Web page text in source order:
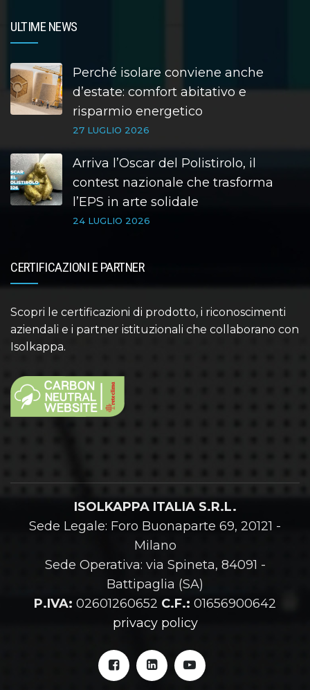
ULTIME NEWS
Perché isolare conviene anche
d’estate: comfort abitativo e
risparmio energetico
27 LUGLIO 2026
Arriva l’Oscar del Polistirolo, il
contest nazionale che trasforma
l’EPS in arte solidale
24 LUGLIO 2026
CERTIFICAZIONI E PARTNER
Scopri le certificazioni di prodotto, i riconoscimenti
aziendali e i partner istituzionali che collaborano con
Isolkappa.
ISOLKAPPA ITALIA S.R.L.
Sede Legale: Foro Buonaparte 69, 20121 -
Milano
Sede Operativa: via Spineta, 84091 -
Battipaglia (SA)
P.IVA: 02601260652 C.F.: 01656900642
privacy policy